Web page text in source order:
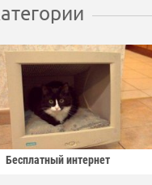
Бесплатный интернет